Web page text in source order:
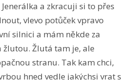
a zkracuji si to přes
vlevo potůček vpravo
silnici a mám někde za
Žlutá tam je, ale
stranu. Tak kam chci,
hned vedle jakýchsi vrat s